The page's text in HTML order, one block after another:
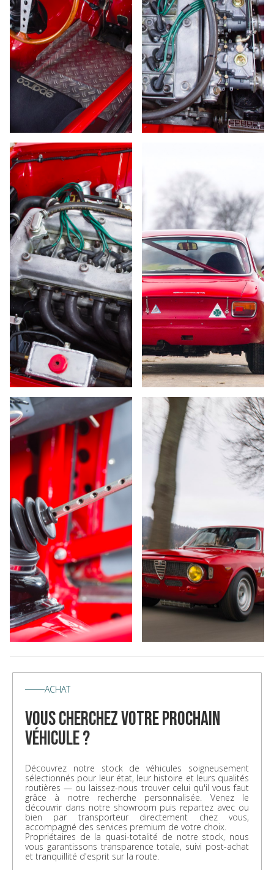
ACHAT
vous cherchez votre prochain
véhicule ?
Découvrez notre stock de véhicules soigneusement
sélectionnés pour leur état, leur histoire et leurs qualités
routières — ou laissez-nous trouver celui qu'il vous faut
grâce à notre recherche personnalisée. Venez le
découvrir dans notre showroom puis repartez avec ou
bien par transporteur directement chez vous,
accompagné des services premium de votre choix.
Propriétaires de la quasi-totalité de notre stock, nous
vous garantissons transparence totale, suivi post-achat
et tranquillité d'esprit sur la route.